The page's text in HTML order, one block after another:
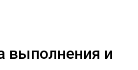
выполнения и